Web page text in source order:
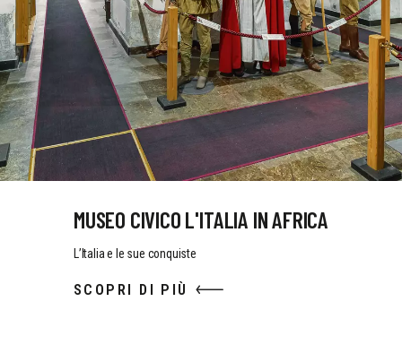
MUSEO CIVICO L'ITALIA IN AFRICA
L’Italia e le sue conquiste
SCOPRI DI PIÙ